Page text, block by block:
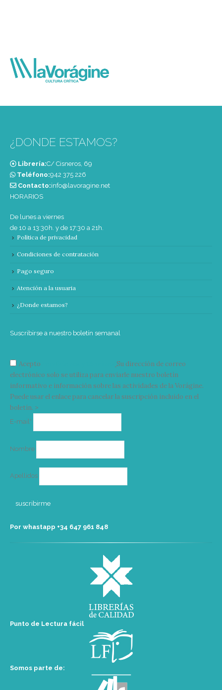
¿DONDE ESTAMOS?
Librería:C/ Cisneros, 69
Teléfono:‭942 375 226‬
Contacto:info@lavoragine.net
HORARIOS
De lunes a viernes
de 10 a 13:30h. y de 17:30 a 21h.
Política de privacidad
Condiciones de contratación
Pago seguro
Atención a la usuaria
¿Donde estamos?
Suscribirse a nuestro boletín semanal
Acepto
Su dirección de correo
electrónico solo se utiliza para enviarle nuestro boletín
informativo e información sobre las actividades de la Vorágine.
Puede usar el enlace para cancelar la suscripción incluido en el
boletín. >
E-mail*
Nombre
Apellidos
Por whastapp +34 ‭647 961 848‬
Punto de Lectura fácil
Somos parte de: